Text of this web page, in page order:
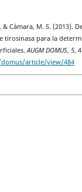
& Cámara, M. S. (2013).
tirosinasa para la
AUGM DOMUS, 5,
article/view/484